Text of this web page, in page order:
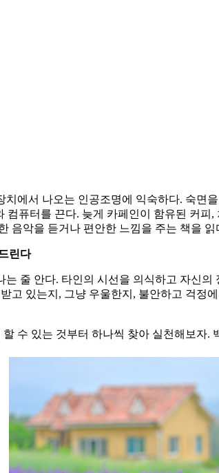
에서 나오는 인공조명에 익숙하다. 숙
퓨터를 끈다. 늦게 카페인이 함유된 커
음악을 듣거나 편안한 느낌을 주는 책을
린다
줄 안다. 타인의 시선을 의식하고 자신
고 있는지, 그냥 우울한지, 불안하고 걱
수 있는 것부터 하나씩 찾아 실천해보자.